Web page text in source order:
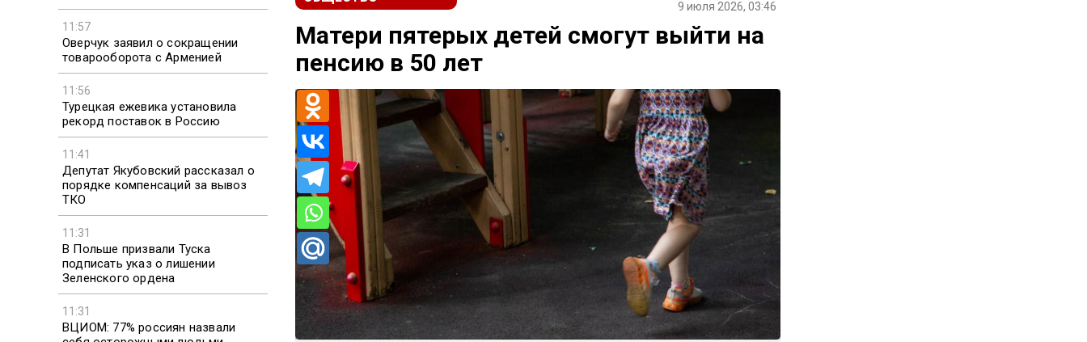
11:57
Оверчук заявил о сокращении
товарооборота с Арменией
11:56
Турецкая ежевика установила
рекорд поставок в Россию
11:41
Депутат Якубовский рассказал о
порядке компенсаций за вывоз
ТКО
11:31
В Польше призвали Туска
подписать указ о лишении
Зеленского ордена
11:31
ВЦИОМ: 77% россиян назвали
9 июля 2026, 03:46
Матери пятерых детей смогут выйти на
пенсию в 50 лет